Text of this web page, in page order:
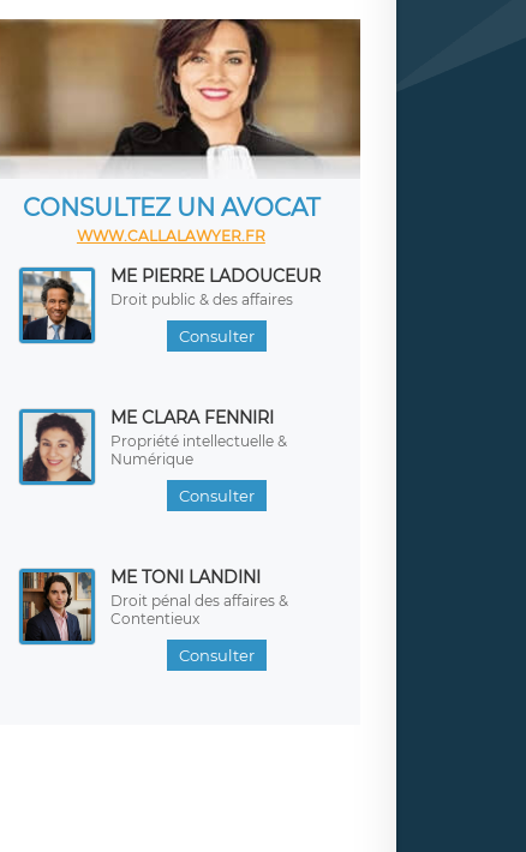
CONSULTEZ UN AVOCAT
WWW.CALLALAWYER.FR
ME PIERRE LADOUCEUR
Droit public & des affaires
Consulter
ME CLARA FENNIRI
Propriété intellectuelle &
Numérique
Consulter
ME TONI LANDINI
Droit pénal des affaires &
Contentieux
Consulter